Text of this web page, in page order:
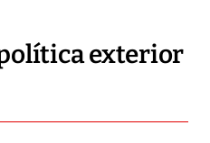
exterior